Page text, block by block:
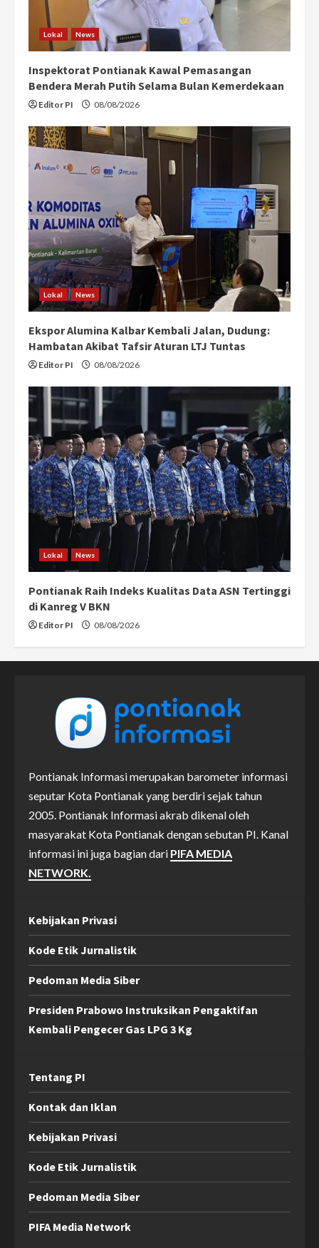
Lokal News
Inspektorat Pontianak Kawal Pemasangan
Bendera Merah Putih Selama Bulan Kemerdekaan
Editor PI 08/08/2026
Lokal News
Ekspor Alumina Kalbar Kembali Jalan, Dudung:
Hambatan Akibat Tafsir Aturan LTJ Tuntas
Editor PI 08/08/2026
Lokal News
Pontianak Raih Indeks Kualitas Data ASN Tertinggi
di Kanreg V BKN
Editor PI 08/08/2026
Pontianak Informasi merupakan barometer informasi
seputar Kota Pontianak yang berdiri sejak tahun
2005. Pontianak Informasi akrab dikenal oleh
masyarakat Kota Pontianak dengan sebutan PI. Kanal
informasi ini juga bagian dari PIFA MEDIA
NETWORK.
Kebijakan Privasi
Kode Etik Jurnalistik
Pedoman Media Siber
Presiden Prabowo Instruksikan Pengaktifan
Kembali Pengecer Gas LPG 3 Kg
Tentang PI
Kontak dan Iklan
Kebijakan Privasi
Kode Etik Jurnalistik
Pedoman Media Siber
PIFA Media Network